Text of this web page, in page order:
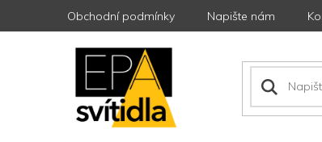
Obchodní podmínky Napište nám